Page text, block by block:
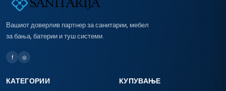
Вашиот доверлив партнер за санитарии, мебел
за бања, батерии и туш системи.
f ◎
КАТЕГОРИИ КУПУВАЊЕ